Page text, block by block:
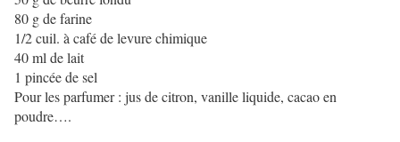
80 g de farine
1/2 cuil. à café de levure chimique
40 ml de lait
1 pincée de sel
Pour les parfumer : jus de citron, vanille liquide, cacao en
poudre….